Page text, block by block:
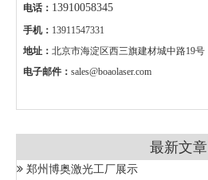
电话： 13910058345
手机： 13911547331
地址： 北京市海淀区西三旗建材城中路19号
电子邮件： sales@boaolaser.com
最新文章
郑州博奥激光工厂展示